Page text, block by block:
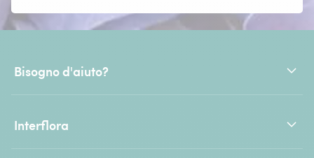
Bisogno d'aiuto?
Interflora